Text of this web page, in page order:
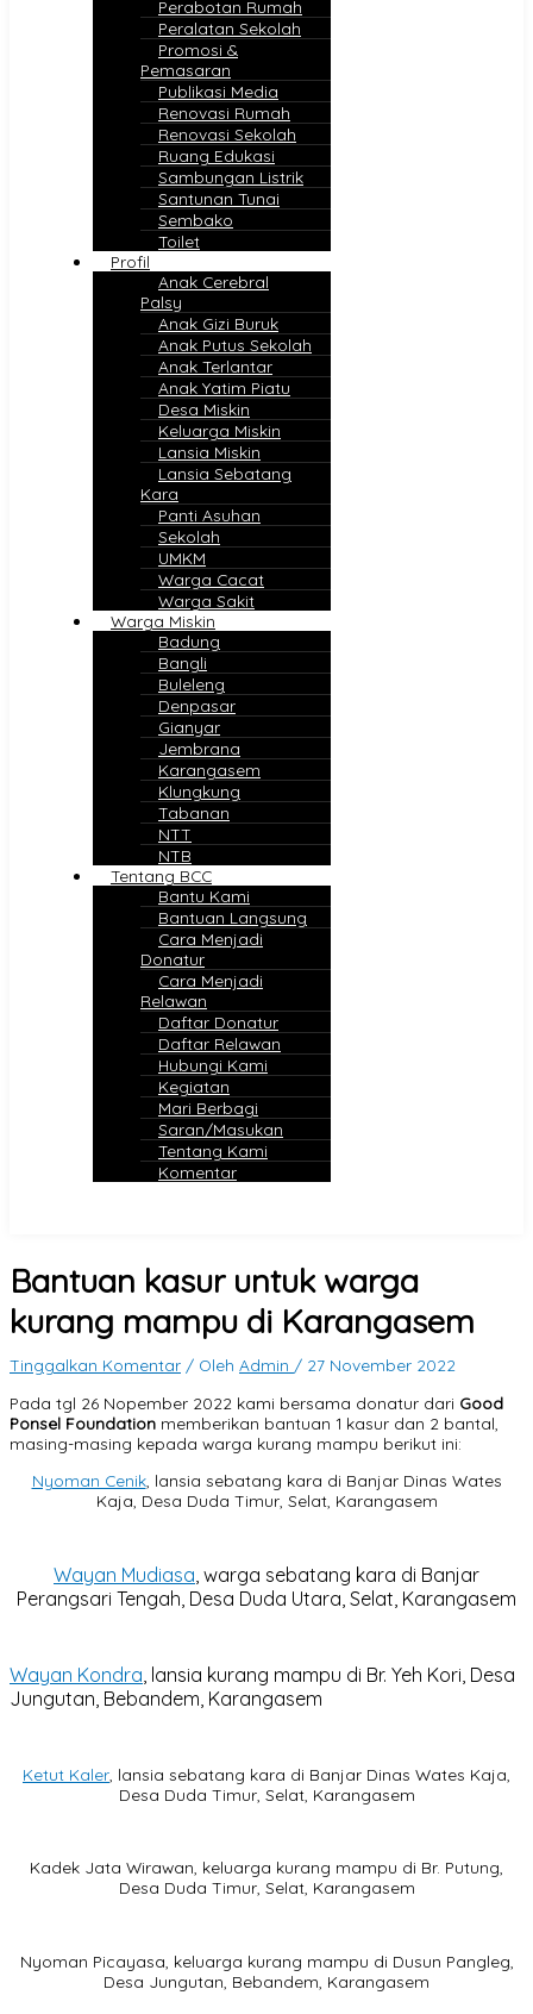
Perabotan Rumah
Peralatan Sekolah
Promosi &
Pemasaran
Publikasi Media
Renovasi Rumah
Renovasi Sekolah
Ruang Edukasi
Sambungan Listrik
Santunan Tunai
Sembako
Toilet
Profil
Anak Cerebral
Palsy
Anak Gizi Buruk
Anak Putus Sekolah
Anak Terlantar
Anak Yatim Piatu
Desa Miskin
Keluarga Miskin
Lansia Miskin
Lansia Sebatang
Kara
Panti Asuhan
Sekolah
UMKM
Warga Cacat
Warga Sakit
Warga Miskin
Badung
Bangli
Buleleng
Denpasar
Gianyar
Jembrana
Karangasem
Klungkung
Tabanan
NTT
NTB
Tentang BCC
Bantu Kami
Bantuan Langsung
Cara Menjadi
Donatur
Cara Menjadi
Relawan
Daftar Donatur
Daftar Relawan
Hubungi Kami
Kegiatan
Mari Berbagi
Saran/Masukan
Tentang Kami
Komentar
Bantuan kasur untuk warga
kurang mampu di Karangasem
Tinggalkan Komentar / Oleh Admin / 27 November 2022
Pada tgl 26 Nopember 2022 kami bersama donatur dari Good
Ponsel Foundation memberikan bantuan 1 kasur dan 2 bantal,
masing-masing kepada warga kurang mampu berikut ini:
Nyoman Cenik, lansia sebatang kara di Banjar Dinas Wates
Kaja, Desa Duda Timur, Selat, Karangasem
Wayan Mudiasa, warga sebatang kara di Banjar
Perangsari Tengah, Desa Duda Utara, Selat, Karangasem
Wayan Kondra, lansia kurang mampu di Br. Yeh Kori, Desa
Jungutan, Bebandem, Karangasem
Ketut Kaler , lansia sebatang kara di Banjar Dinas Wates Kaja,
Desa Duda Timur, Selat, Karangasem
Kadek Jata Wirawan, keluarga kurang mampu di Br. Putung,
Desa Duda Timur, Selat, Karangasem
Nyoman Picayasa, keluarga kurang mampu di Dusun Pangleg,
Desa Jungutan, Bebandem, Karangasem